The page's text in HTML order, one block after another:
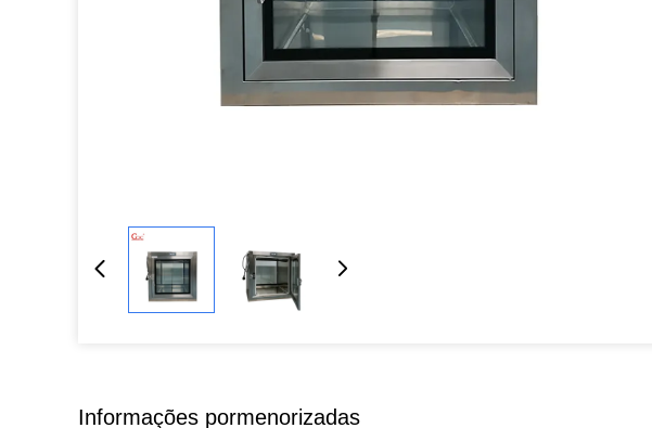
Informações pormenorizadas